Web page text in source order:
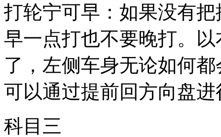
打轮宁可早：如果没有
早一点打也不要晚打。
了，左侧车身无论如何
可以通过提前回方向盘
科目三